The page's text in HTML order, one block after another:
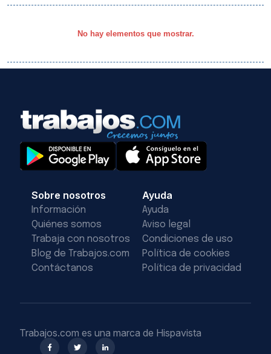
No hay elementos que mostrar.
Sobre nosotros
Información
Quiénes somos
Trabaja con nosotros
Blog de Trabajos.com
Contáctanos
Ayuda
Ayuda
Aviso legal
Condiciones de uso
Política de cookies
Política de privacidad
Trabajos.com es una marca de Hispavista